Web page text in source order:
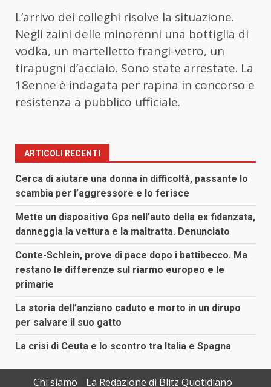
L’arrivo dei colleghi risolve la situazione.
Negli zaini delle minorenni una bottiglia di
vodka, un martelletto frangi-vetro, un
tirapugni d’acciaio. Sono state arrestate. La
18enne è indagata per rapina in concorso e
resistenza a pubblico ufficiale.
ARTICOLI RECENTI
Cerca di aiutare una donna in difficoltà, passante lo
scambia per l’aggressore e lo ferisce
Mette un dispositivo Gps nell’auto della ex fidanzata,
danneggia la vettura e la maltratta. Denunciato
Conte-Schlein, prove di pace dopo i battibecco. Ma
restano le differenze sul riarmo europeo e le
primarie
La storia dell’anziano caduto e morto in un dirupo
per salvare il suo gatto
La crisi di Ceuta e lo scontro tra Italia e Spagna
Chi siamo La Redazione di Blitz Quotidiano